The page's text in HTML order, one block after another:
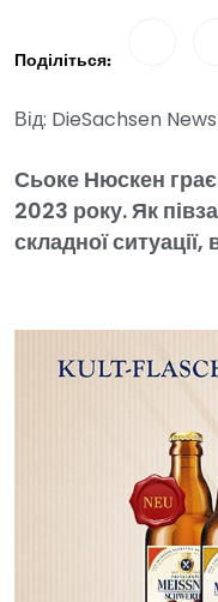
Поділіться:
Від: DieSachsen News
Сьоке Нюскен грає
2023 року. Як
складної